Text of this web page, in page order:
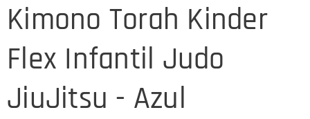
Kimono Torah Kinder
Flex Infantil Judo
JiuJitsu - Azul